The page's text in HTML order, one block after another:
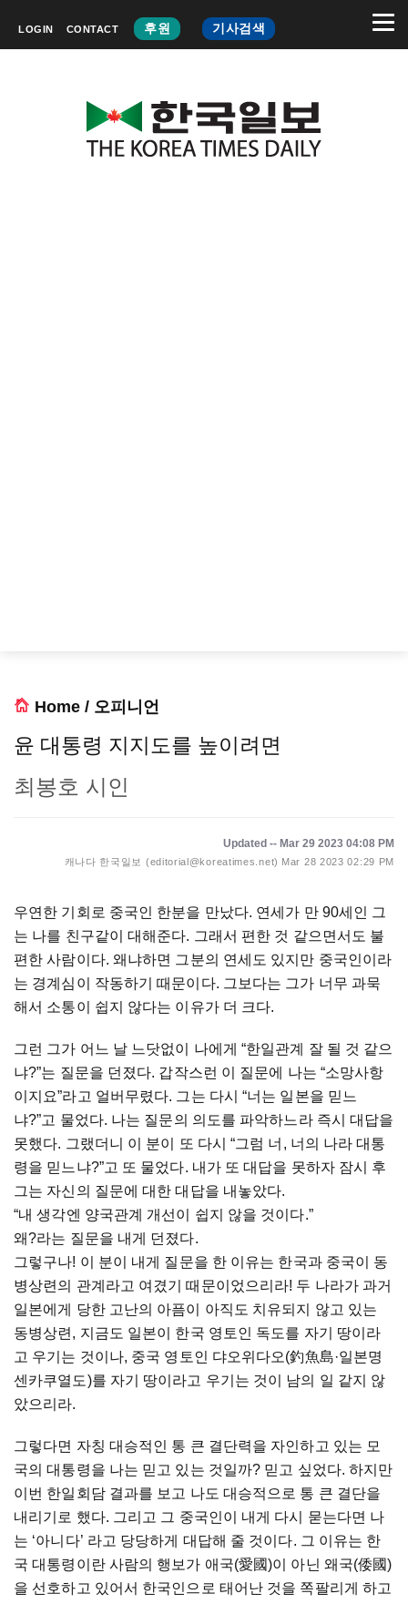
LOGIN CONTACT 후원 기사검색
Home / 오피니언
윤 대통령 지지도를 높이려면
최봉호 시인
Updated -- Mar 29 2023 04:08 PM
캐나다 한국일보 (editorial@koreatimes.net) Mar 28 2023 02:29 PM
우연한 기회로 중국인 한분을 만났다. 연세가 만 90세인 그
는 나를 친구같이 대해준다. 그래서 편한 것 같으면서도 불
편한 사람이다. 왜냐하면 그분의 연세도 있지만 중국인이라
는 경계심이 작동하기 때문이다. 그보다는 그가 너무 과묵
해서 소통이 쉽지 않다는 이유가 더 크다.
그런 그가 어느 날 느닷없이 나에게 “한일관계 잘 될 것 같으
냐?”는 질문을 던졌다. 갑작스런 이 질문에 나는 “소망사항
이지요”라고 얼버무렸다. 그는 다시 “너는 일본을 믿느
냐?”고 물었다. 나는 질문의 의도를 파악하느라 즉시 대답을
못했다. 그랬더니 이 분이 또 다시 “그럼 너, 너의 나라 대통
령을 믿느냐?”고 또 물었다. 내가 또 대답을 못하자 잠시 후
그는 자신의 질문에 대한 대답을 내놓았다.
“내 생각엔 양국관계 개선이 쉽지 않을 것이다.”
왜?라는 질문을 내게 던졌다.
그렇구나! 이 분이 내게 질문을 한 이유는 한국과 중국이 동
병상련의 관계라고 여겼기 때문이었으리라! 두 나라가 과거
일본에게 당한 고난의 아픔이 아직도 치유되지 않고 있는
동병상련, 지금도 일본이 한국 영토인 독도를 자기 땅이라
고 우기는 것이나, 중국 영토인 댜오위다오(釣魚島·일본명
센카쿠열도)를 자기 땅이라고 우기는 것이 남의 일 같지 않
았으리라.
그렇다면 자칭 대승적인 통 큰 결단력을 자인하고 있는 모
국의 대통령을 나는 믿고 있는 것일까? 믿고 싶었다. 하지만
이번 한일회담 결과를 보고 나도 대승적으로 통 큰 결단을
내리기로 했다. 그리고 그 중국인이 내게 다시 묻는다면 나
는 ‘아니다’ 라고 당당하게 대답해 줄 것이다. 그 이유는 한
국 대통령이란 사람의 행보가 애국(愛國)이 아닌 왜국(倭國)
을 선호하고 있어서 한국인으로 태어난 것을 쪽팔리게 하고